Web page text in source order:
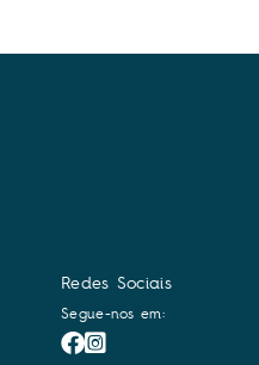
Redes Sociais
Segue-nos em: